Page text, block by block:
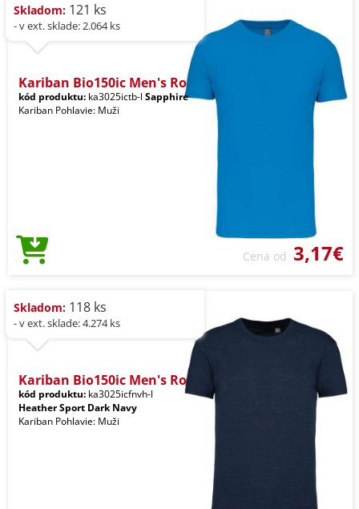
Skladom: 121 ks
- v ext. sklade: 2.064 ks
Kariban Bio150ic Men's Ro
kód produktu: ka3025ictb-l Sapphire
Kariban Pohlavie: Muži
Cena od 3,17€
Skladom: 118 ks
- v ext. sklade: 4.274 ks
Kariban Bio150ic Men's Ro
kód produktu: ka3025icfnvh-l
Heather Sport Dark Navy
Kariban Pohlavie: Muži